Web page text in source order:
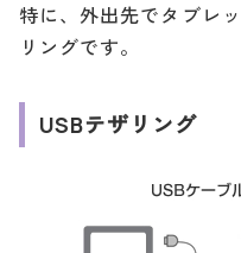
特に、外出先でタブレ
リングです。
USBテザリング